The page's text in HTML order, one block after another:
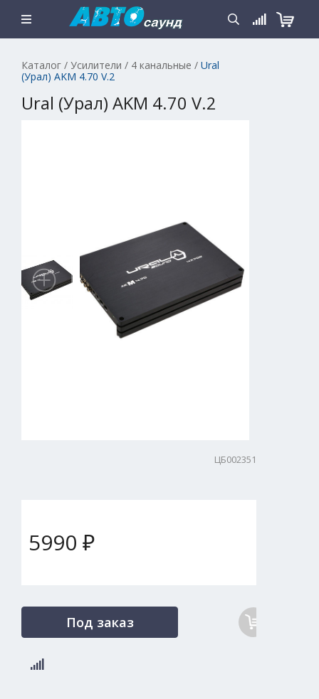
Каталог / Усилители / 4 канальные / Ural
(Урал) AKM 4.70 V.2
Ural (Урал) AKM 4.70 V.2
ЦБ002351
5990 ₽
Под заказ